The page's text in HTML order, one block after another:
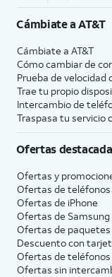
Cámbiate aAT&T
Cámbiate a AT&T
Cómo cambiar de
Prueba de velocidad
Trae tu propio
Intercambio de
Traspasa tu servicio
Ofertas
Ofertas y
Ofertas de teléfonos
Ofertas de iPhone
Ofertas de Samsung
Ofertas de
Descuento con
Ofertas de
Ofertas sin